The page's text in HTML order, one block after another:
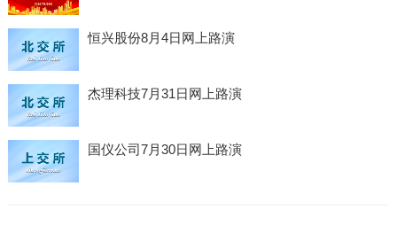
恒兴股份8月4日网上路演
杰理科技7月31日网上路演
国仪公司7月30日网上路演